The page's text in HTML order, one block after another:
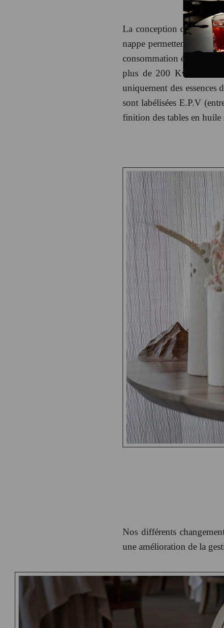
La conception des tables
nappe permettent
consommation
plus de 200 Kwats sont
uniquement des essences
sont labélisées E.P.V
finition des tables en huile
Nos différents
une amélioration de la